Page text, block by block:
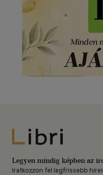
Libri
Legyen mindig képben az
Iratkozzon fel legfrissebb